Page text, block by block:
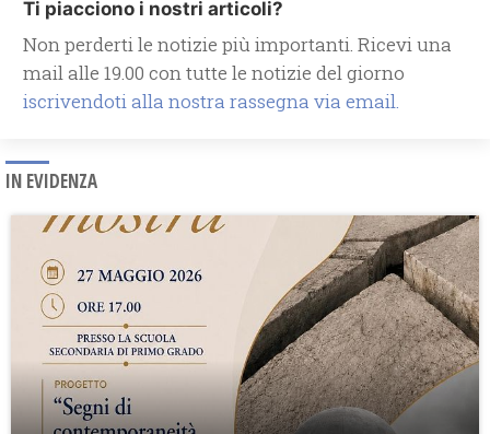
Ti piacciono i nostri articoli?
Non perderti le notizie più importanti. Ricevi una
mail alle 19.00 con tutte le notizie del giorno
iscrivendoti alla nostra rassegna via email.
IN EVIDENZA